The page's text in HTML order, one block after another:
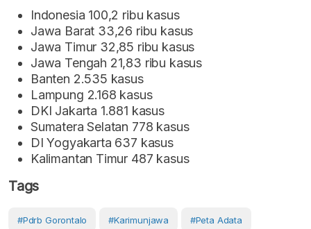
Indonesia 100,2 ribu kasus
Jawa Barat 33,26 ribu kasus
Jawa Timur 32,85 ribu kasus
Jawa Tengah 21,83 ribu kasus
Banten 2.535 kasus
Lampung 2.168 kasus
DKI Jakarta 1.881 kasus
Sumatera Selatan 778 kasus
DI Yogyakarta 637 kasus
Kalimantan Timur 487 kasus
Tags
#pdrb Gorontalo #Karimunjawa #peta Adata